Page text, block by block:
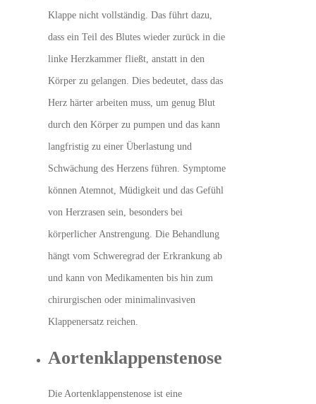
Klappe nicht vollständig. Das führt dazu,
dass ein Teil des Blutes wieder zurück in die
linke Herzkammer fließt, anstatt in den
Körper zu gelangen. Dies bedeutet, dass das
Herz härter arbeiten muss, um genug Blut
durch den Körper zu pumpen und das kann
langfristig zu einer Überlastung und
Schwächung des Herzens führen. Symptome
können Atemnot, Müdigkeit und das Gefühl
von Herzrasen sein, besonders bei
körperlicher Anstrengung. Die Behandlung
hängt vom Schweregrad der Erkrankung ab
und kann von Medikamenten bis hin zum
chirurgischen oder minimalinvasiven
Klappenersatz reichen.
Aortenklappenstenose
Die Aortenklappenstenose ist eine